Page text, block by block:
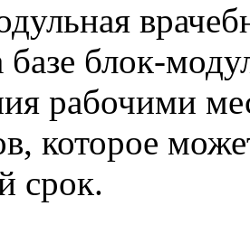
базе блок-
рабочими
которое
срок.